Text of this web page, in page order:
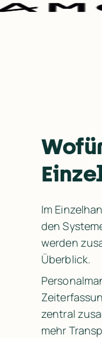
Im
den
werden
Überblick.
zentral
mehr